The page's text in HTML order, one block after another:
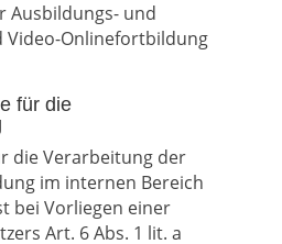
Ausbildungs- und
Video-Onlinefortbildung
für die
die Verarbeitung der
im internen Bereich
bei Vorliegen einer
Art. 6 Abs. 1 lit. a